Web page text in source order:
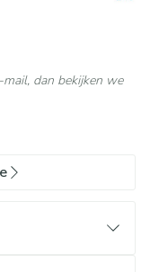
dan bekijken we